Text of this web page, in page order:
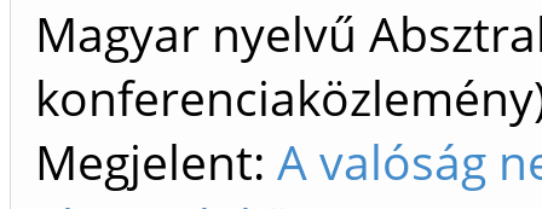
Magyar nyelvű
Megjelent: A valóság